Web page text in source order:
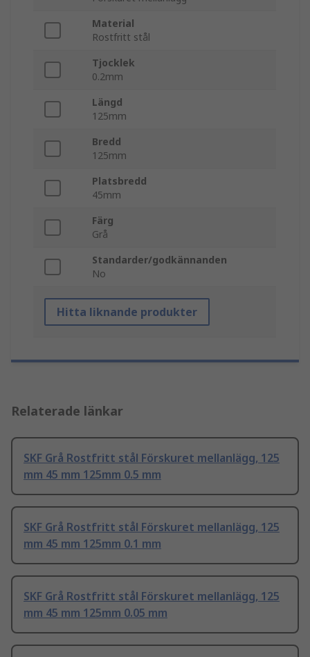
Material
Rostfritt stål
Tjocklek
0.2mm
Längd
125mm
Bredd
125mm
Platsbredd
45mm
Färg
Grå
Standarder/godkännanden
No
Hitta liknande produkter
Relaterade länkar
SKF Grå Rostfritt stål Förskuret mellanlägg, 125
mm 45 mm 125mm 0.5 mm
SKF Grå Rostfritt stål Förskuret mellanlägg, 125
mm 45 mm 125mm 0.1 mm
SKF Grå Rostfritt stål Förskuret mellanlägg, 125
mm 45 mm 125mm 0.05 mm